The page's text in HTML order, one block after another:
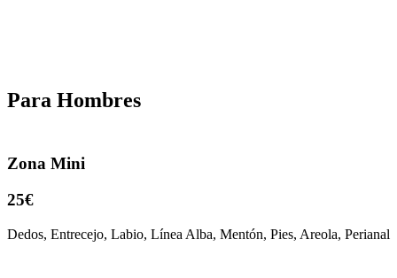
Para Hombres
Zona Mini
25€
Dedos, Entrecejo, Labio, Línea Alba, Mentón, Pies, Areola, Perianal